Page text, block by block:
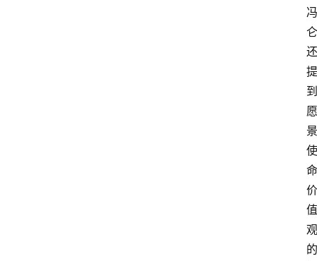
冯
仑
还
提
到
愿
景
使
命
价
值
观
的